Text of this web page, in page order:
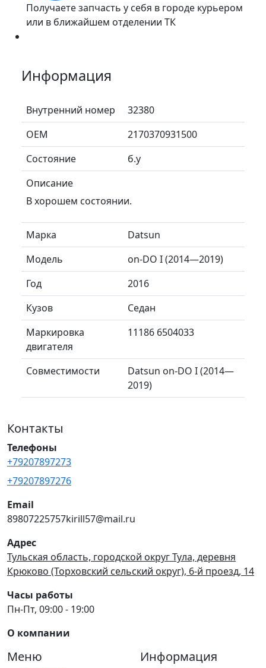
Получаете запчасть у себя в городе курьером
или в ближайшем отделении ТК
Информация
Внутренний номер
32380
ОЕМ
2170370931500
Состояние
б.у
Описание
В хорошем состоянии.
Марка
Datsun
Модель
on-DO I (2014—2019)
Год
2016
Кузов
Седан
Маркировка
двигателя
11186 6504033
Совместимости
Datsun on-DO I (2014—
2019)
Контакты
Телефоны
+79207897273
+79207897276
Email
89807225757kirill57@mail.ru
Адрес
Тульская область, городской округ Тула, деревня
Крюково (Торховский сельский округ), 6-й проезд, 14
Часы работы
Пн-Пт, 09:00 - 19:00
О компании
Меню Информация